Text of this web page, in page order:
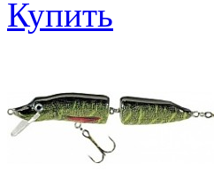
Купить